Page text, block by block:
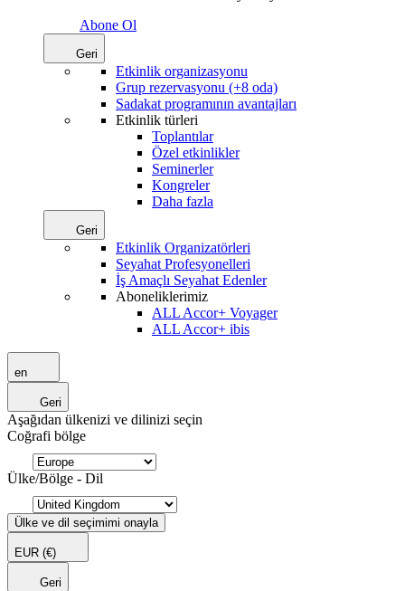
Abone Ol
Geri
Etkinlik organizasyonu
Grup rezervasyonu (+8 oda)
Sadakat programının avantajları
Etkinlik türleri
Toplantılar
Özel etkinlikler
Seminerler
Kongreler
Daha fazla
Geri
Etkinlik Organizatörleri
Seyahat Profesyonelleri
İş Amaçlı Seyahat Edenler
Aboneliklerimiz
ALL Accor+ Voyager
ALL Accor+ ibis
en
Geri
Aşağıdan ülkenizi ve dilinizi seçin
Coğrafi bölge
Ülke/Bölge - Dil
Ülke ve dil seçimimi onayla
EUR (€)
Geri